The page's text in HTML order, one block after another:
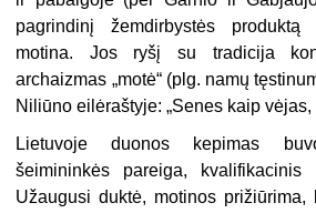
pagrindinį žemdir­bystės
motina. Jos ryšį su tradicija
archaizmas „motė“ (plg. namų
Niliūno eilėraštyje: „Senes kaip
Lietuvoje duonos kepimas
šeimininkės pareiga, kvalifikacinis
Užaugusi duktė, motinos prižiūrima,